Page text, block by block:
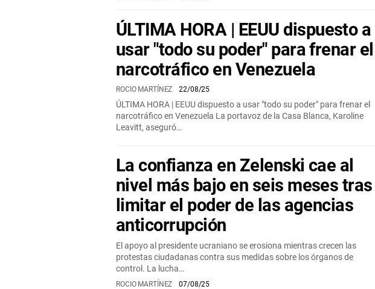
ÚLTIMA HORA | EEUU dispuesto a
usar "todo su poder" para frenar el
narcotráfico en Venezuela
ROCIO MARTÍNEZ 22/08/25
ÚLTIMA HORA | EEUU dispuesto a usar "todo su poder" para frenar el
narcotráfico en Venezuela La portavoz de la Casa Blanca, Karoline
Leavitt, aseguró…
La confianza en Zelenski cae al
nivel más bajo en seis meses tras
limitar el poder de las agencias
anticorrupción
El apoyo al presidente ucraniano se erosiona mientras crecen las
protestas ciudadanas contra sus medidas sobre los órganos de
control. La lucha…
ROCIO MARTÍNEZ 07/08/25